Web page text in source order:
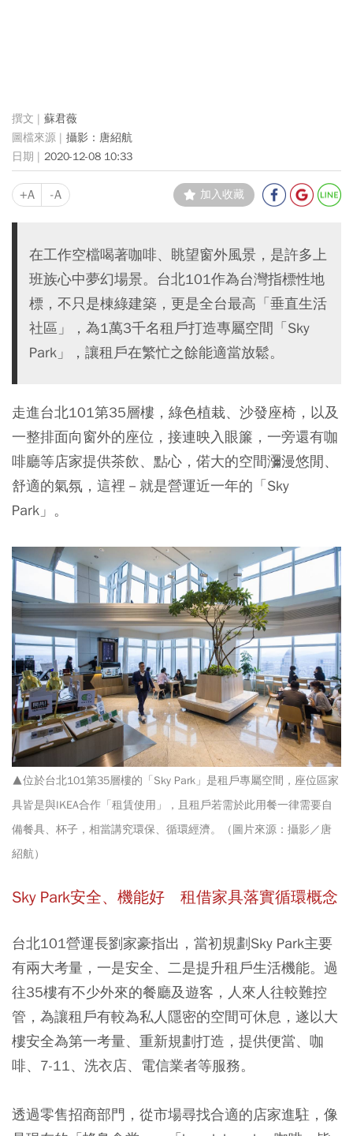
蘇君薇
攝影：唐紹航
2020-12-08 10:33
+A -A 加入收藏
在工作空檔喝著咖啡、眺望窗外風景，是許多上
班族心中夢幻場景。台北101作為台灣指標性地
標，不只是棟綠建築，更是全台最高「垂直生活
社區」，為1萬3千名租戶打造專屬空間「Sky
Park」，讓租戶在繁忙之餘能適當放鬆。
走進台北101第35層樓，綠色植栽、沙發座椅，以及
一整排面向窗外的座位，接連映入眼簾，一旁還有咖
啡廳等店家提供茶飲、點心，偌大的空間瀰漫悠閒、
舒適的氣氛，這裡－就是營運近一年的「Sky
Park」。
▲位於台北101第35層樓的「Sky Park」是租戶專屬空間，座位區家
具皆是與IKEA合作「租賃使用」，且租戶若需於此用餐一律需要自
備餐具、杯子，相當講究環保、循環經濟。（圖片來源：攝影／唐
紹航）
Sky Park安全、機能好 租借家具落實循環概念
台北101營運長劉家豪指出，當初規劃Sky Park主要
有兩大考量，一是安全、二是提升租戶生活機能。過
往35樓有不少外來的餐廳及遊客，人來人往較難控
管，為讓租戶有較為私人隱密的空間可休息，遂以大
樓安全為第一考量、重新規劃打造，提供便當、咖
啡、7-11、洗衣店、電信業者等服務。
透過零售招商部門，從市場尋找合適的店家進駐，像